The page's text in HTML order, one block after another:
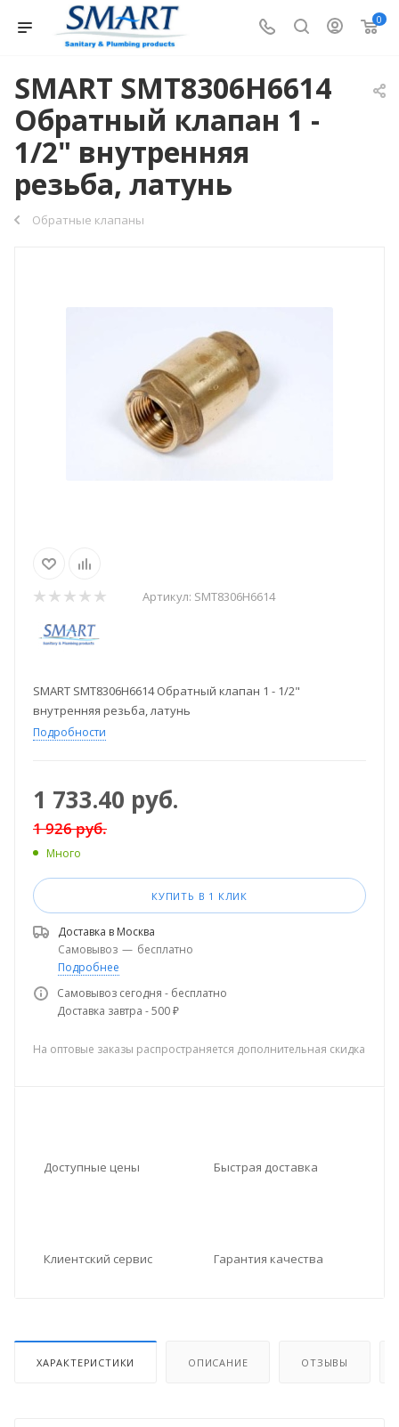
0
SMART SMT8306Н6614
Обратный клапан 1 -
1/2" внутренняя
резьба, латунь
Обратные клапаны
Артикул: SMT8306Н6614
SMART SMT8306Н6614 Обратный клапан 1 - 1/2"
внутренняя резьба, латунь
Подробности
1 733.40 руб.
1 926руб.
Много
КУПИТЬ В 1 КЛИК
Доставка в Москва
Самовывоз — бесплатно
Подробнее
Самовывоз сегодня - бесплатно
Доставка завтра - 500 ₽
На оптовые заказы распространяется дополнительная скидка
Доступные цены Быстрая доставка
Клиентский сервис Гарантия качества
ХАРАКТЕРИСТИКИ ОПИСАНИЕ ОТЗЫВЫ